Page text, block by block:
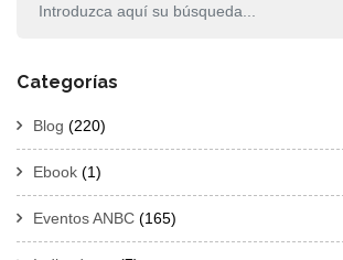
Categorías
Blog (220)
Ebook (1)
Eventos ANBC (165)